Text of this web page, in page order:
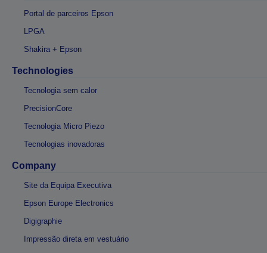
Portal de parceiros Epson
LPGA
Shakira + Epson
Technologies
Tecnologia sem calor
PrecisionCore
Tecnologia Micro Piezo
Tecnologias inovadoras
Company
Site da Equipa Executiva
Epson Europe Electronics
Digigraphie
Impressão direta em vestuário